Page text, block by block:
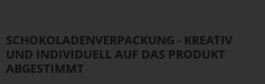
SCHOKOLADENVERPACKUNG - KREATIV
UND INDIVIDUELL AUF DAS PRODUKT
ABGESTIMMT